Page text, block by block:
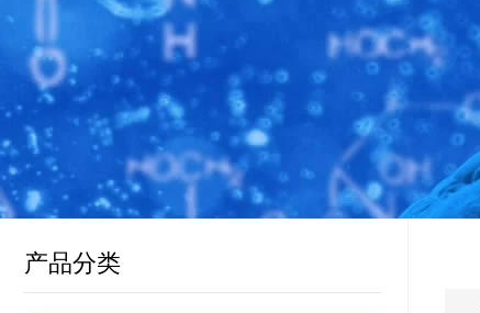
产品分类